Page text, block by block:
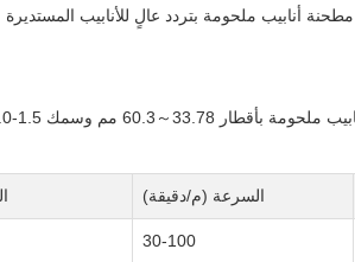
مطحنة أنابيب ملحومة بتردد عالٍ للأنابيب المستديرة
السرعة (م/دقيقة)
30-100